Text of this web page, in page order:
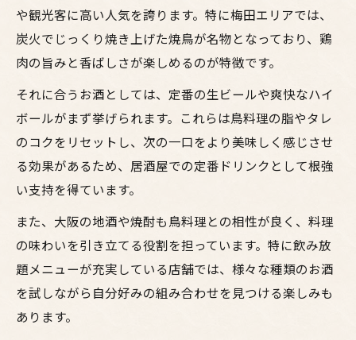
や観光客に高い人気を誇ります。特に梅田エリアでは、
炭火でじっくり焼き上げた焼鳥が名物となっており、鶏
肉の旨みと香ばしさが楽しめるのが特徴です。
それに合うお酒としては、定番の生ビールや爽快なハイ
ボールがまず挙げられます。これらは鳥料理の脂やタレ
のコクをリセットし、次の一口をより美味しく感じさせ
る効果があるため、居酒屋での定番ドリンクとして根強
い支持を得ています。
また、大阪の地酒や焼酎も鳥料理との相性が良く、料理
の味わいを引き立てる役割を担っています。特に飲み放
題メニューが充実している店舗では、様々な種類のお酒
を試しながら自分好みの組み合わせを見つける楽しみも
あります。